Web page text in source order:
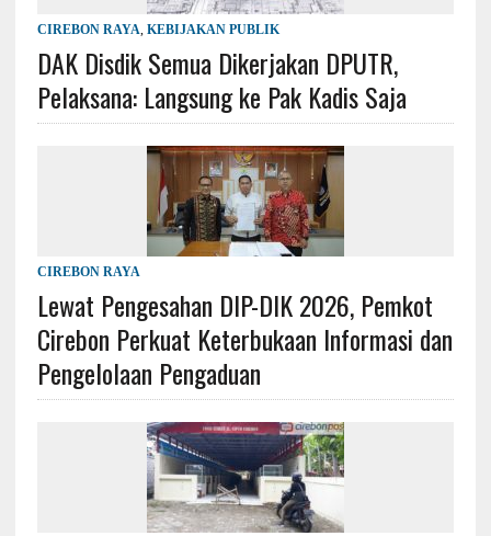
CIREBON RAYA, KEBIJAKAN PUBLIK
DAK Disdik Semua Dikerjakan DPUTR,
Pelaksana: Langsung ke Pak Kadis Saja
CIREBON RAYA
Lewat Pengesahan DIP-DIK 2026, Pemkot
Cirebon Perkuat Keterbukaan Informasi dan
Pengelolaan Pengaduan